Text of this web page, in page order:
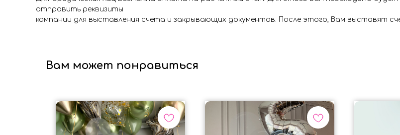
отправить реквизиты
компании для выставления счета и закрывающих документов. После этого, Вам выставят
Вам может понравиться